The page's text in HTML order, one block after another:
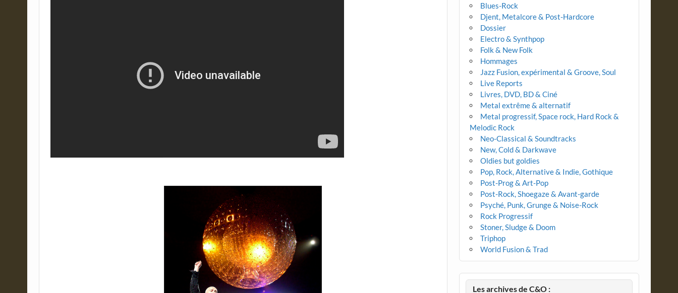
Blues-Rock
Djent, Metalcore & Post-Hardcore
Dossier
Electro & Synthpop
Folk & New Folk
Hommages
Jazz Fusion, expérimental & Groove, Soul
Live Reports
Livres, DVD, BD & Ciné
Metal extrême & alternatif
Metal progressif, Space rock, Hard Rock &
Melodic Rock
Neo-Classical & Soundtracks
New, Cold & Darkwave
Oldies but goldies
Pop, Rock, Alternative & Indie, Gothique
Post-Prog & Art-Pop
Post-Rock, Shoegaze & Avant-garde
Psyché, Punk, Grunge & Noise-Rock
Rock Progressif
Stoner, Sludge & Doom
Triphop
World Fusion & Trad
Les archives de C&O :